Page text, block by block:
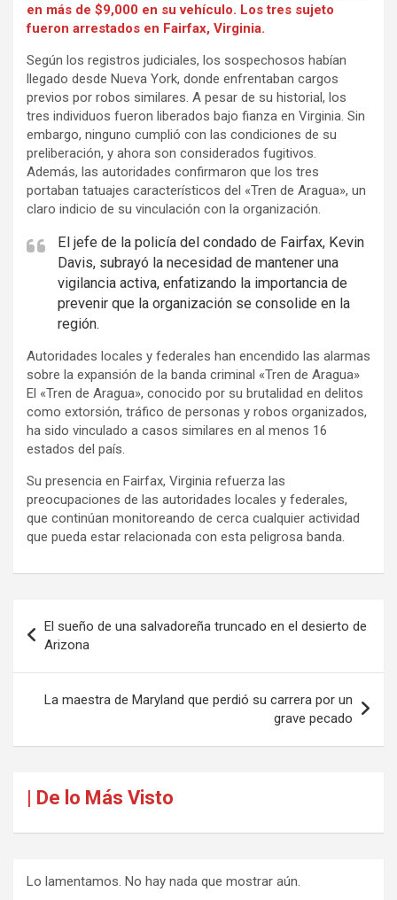
en más de $9,000 en su vehículo. Los tres sujeto
fueron arrestados en Fairfax, Virginia.
Según los registros judiciales, los sospechosos habían
llegado desde Nueva York, donde enfrentaban cargos
previos por robos similares. A pesar de su historial, los
tres individuos fueron liberados bajo fianza en Virginia. Sin
embargo, ninguno cumplió con las condiciones de su
preliberación, y ahora son considerados fugitivos.
Además, las autoridades confirmaron que los tres
portaban tatuajes característicos del «Tren de Aragua», un
claro indicio de su vinculación con la organización.
El jefe de la policía del condado de Fairfax, Kevin
Davis, subrayó la necesidad de mantener una
vigilancia activa, enfatizando la importancia de
prevenir que la organización se consolide en la
región.
Autoridades locales y federales han encendido las alarmas
sobre la expansión de la banda criminal «Tren de Aragua»
El «Tren de Aragua», conocido por su brutalidad en delitos
como extorsión, tráfico de personas y robos organizados,
ha sido vinculado a casos similares en al menos 16
estados del país.
Su presencia en Fairfax, Virginia refuerza las
preocupaciones de las autoridades locales y federales,
que continúan monitoreando de cerca cualquier actividad
que pueda estar relacionada con esta peligrosa banda.
de
entradas
El sueño de una salvadoreña truncado en el desierto de
Arizona
La maestra de Maryland que perdió su carrera por un
grave pecado
| De lo Más Visto
Lo lamentamos. No hay nada que mostrar aún.